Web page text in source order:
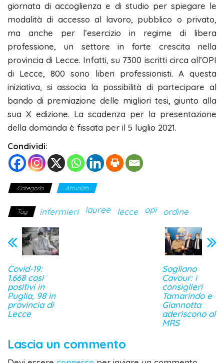
giornata di accoglienza e di studio per spiegare le
modalità di accesso al lavoro, pubblico o privato,
ma anche per l’esercizio in regime di libera
professione, un settore in forte crescita nella
provincia di Lecce. Infatti, su 7300 iscritti circa all’OPI
di Lecce, 800 sono liberi professionisti. A questa
iniziativa, si associa la possibilità di partecipare al
bando di premiazione delle migliori tesi, giunto alla
sua X edizione. La scadenza per la presentazione
della domanda è fissata per il 5 luglio 2021.
Condividi:
Categoria Attualità
Tag infermieri lauree lecce opi ordine
Covid-19:
1.668 casi
positivi in
Puglia, 98 in
provincia di
Lecce
Sogliano
Cavour: i
consiglieri
Tamarindo e
Giannotta
aderiscono al
MRS
Lascia un commento